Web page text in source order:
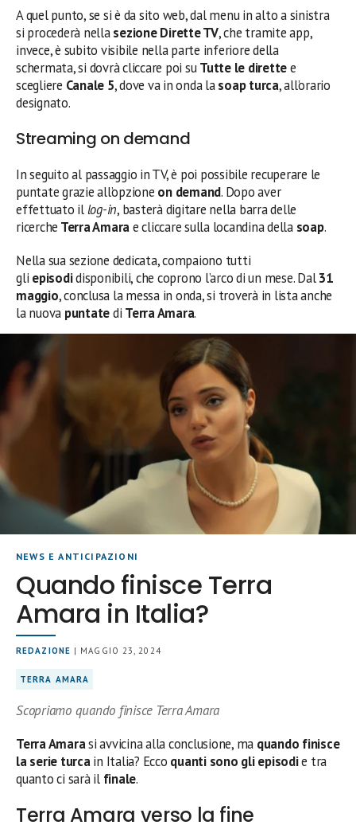
A quel punto, se si è da sito web, dal menu in alto a sinistra
si procederà nellasezione Dirette TV, che tramite app,
invece, è subito visibile nella parte inferiore della
schermata, si dovrà cliccare poi suTutte le direttee
scegliere Canale 5, dove va in onda lasoap turca, all’orario
designato.
Streaming on demand
In seguito al passaggio in TV, è poi possibile recuperare le
puntate grazie all’opzione on demand. Dopo aver
effettuato illog-in, basterà digitare nella barra delle
ricerche Terra Amarae cliccare sulla locandina della soap.
Nella sua sezione dedicata, compaiono tutti
gli episodidisponibili, che coprono l’arco di un mese. Dal31
maggio, conclusa la messa in onda, si troverà in lista anche
la nuova puntatedi Terra Amara.
NEWS E ANTICIPAZIONI
Quando finisce Terra
Amara in Italia?
REDAZIONE | MAGGIO 23, 2024
TERRA AMARA
Scopriamo quando finisce Terra Amara
Terra Amarasi avvicina alla conclusione, ma quando finisce
la serie turcain Italia? Ecco quanti sono gli episodie tra
quanto ci sarà il finale.
Terra Amara verso la fine